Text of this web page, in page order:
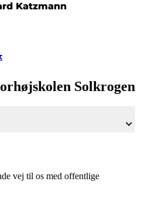
Katzmann
Solkrogen
vej til os med offentlige